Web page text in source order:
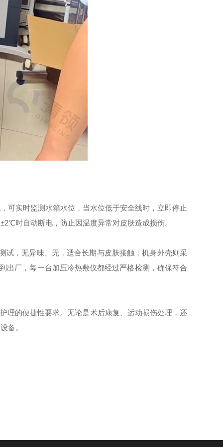
可实时监测水箱水位，当水位低于安全线时，立即停止
时自动断电，防止因温度异常对皮肤造成损伤。
试，无异味、无，适合长期与皮肤接触；机身外壳则采
出厂，每一台加压冷热敷仪都经过严格检测，确保符合
理的便捷性要求。无论是术后康复、运动损伤处理，还
备。